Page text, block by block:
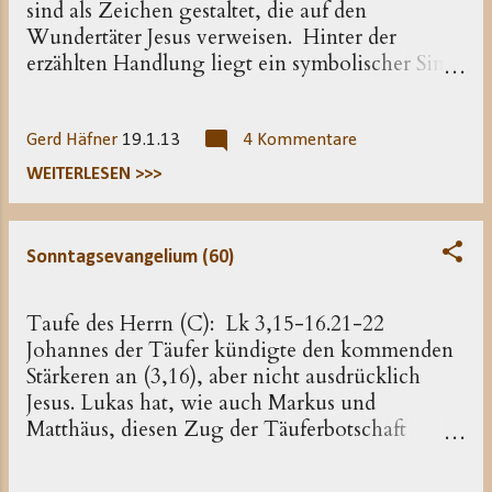
als Evangelium verkündet.
sind als Zeichen gestaltet, die auf den
Wundertäter Jesus verweisen. Hinter der
erzählten Handlung liegt ein symbolischer Sinn,
Handlung stehen bleibt, verpasst den
zeichenhaften, und das heißt im Sinne des
Schlüsselsatz dieser Zeichen-Theologie kann
die Aussage Jesu in Joh 6,26 gelten: .»Ihr sucht
mich nicht, weil ihre Zeichen gesehen habt [die
des Lebens«], sondern weil ihr von den Broten
gegessen habt und satt geworden seid [die
vordergründige Handlung].«
Gerd Häfner 19.1.13
4 Kommentare
WEITERLESEN >>>
Sonntagsevangelium (60)
Taufe des Herrn (C): Lk 3,15-16.21-22
Johannes der Täufer kündigte den kommenden
Stärkeren an (3,16), aber nicht ausdrücklich
Jesus. Lukas hat, wie auch Markus und
Matthäus, diesen Zug der Täuferbotschaft